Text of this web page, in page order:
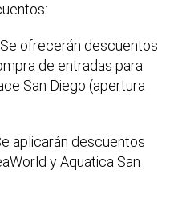
Se ofrecerán descuentos
de entradas para
San Diego (apertura
aplicarán descuentos
y Aquatica San